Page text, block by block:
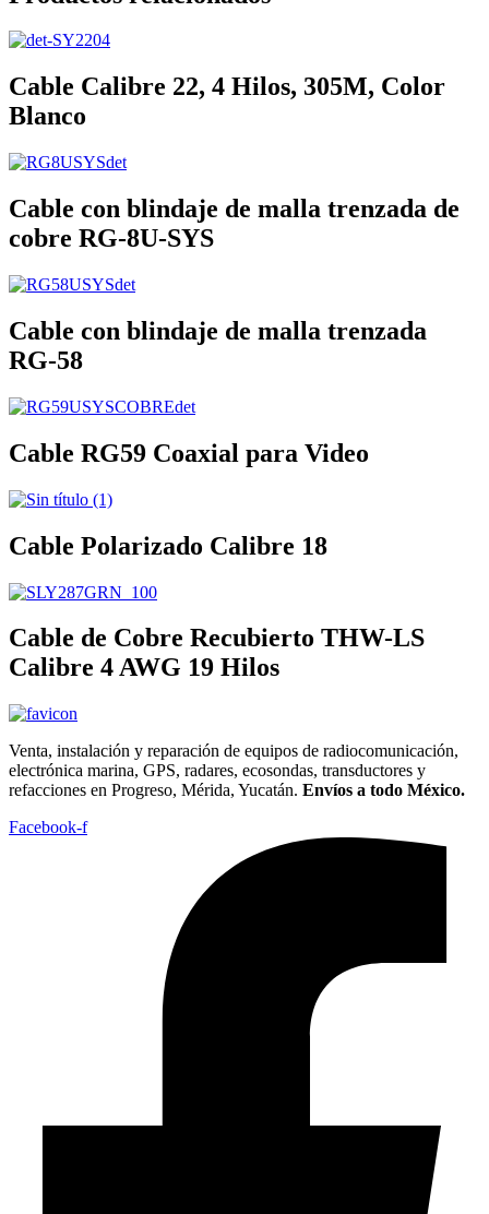
Cable Calibre 22, 4 Hilos, 305M, Color
Blanco
Cable con blindaje de malla trenzada de
cobre RG-8U-SYS
Cable con blindaje de malla trenzada
RG-58
Cable RG59 Coaxial para Video
Cable Polarizado Calibre 18
Cable de Cobre Recubierto THW-LS
Calibre 4 AWG 19 Hilos
Venta, instalación y reparación de equipos de radiocomunicación,
electrónica marina, GPS, radares, ecosondas, transductores y
refacciones en Progreso, Mérida, Yucatán. Envíos a todo México.
Facebook-f